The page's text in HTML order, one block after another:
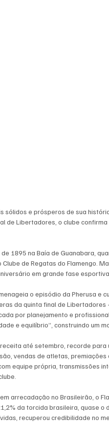
sólidos e prósperos de sua
de Libertadores, o clube
1895 na Baía de Guanabara,
de Regatas do Flamengo.
em grande fase
o episódio da Pherusa e
da quinta final de
por planejamento e
e equilíbrio”, construindo um
até setembro, recorde para
vendas de atletas, premiações
equipe própria, transmissões
arrecadação no Brasileirão, o
da torcida brasileira, quase o
recuperou credibilidade no